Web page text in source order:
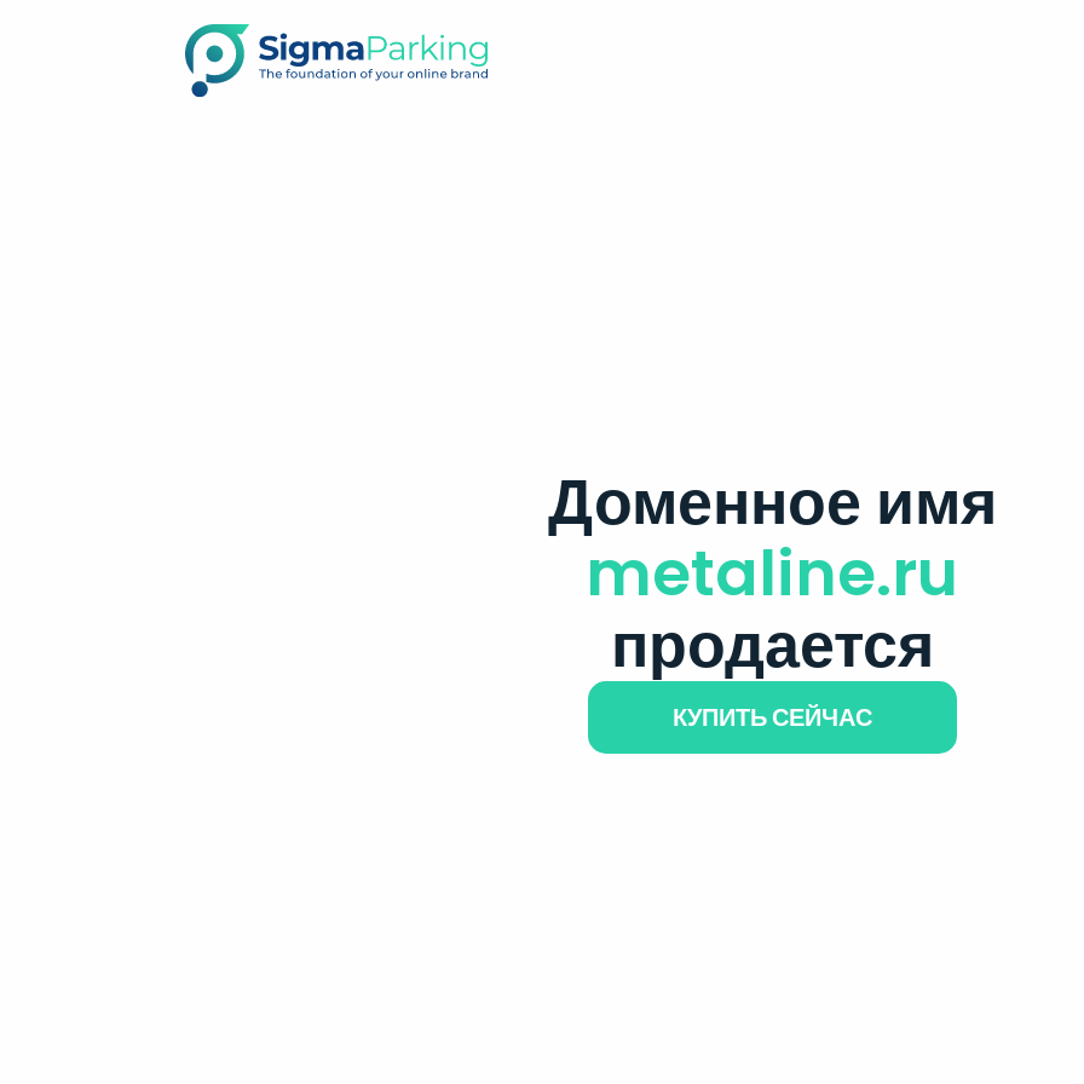
Доменное имя
metaline.ru
продается
КУПИТЬ СЕЙЧАС